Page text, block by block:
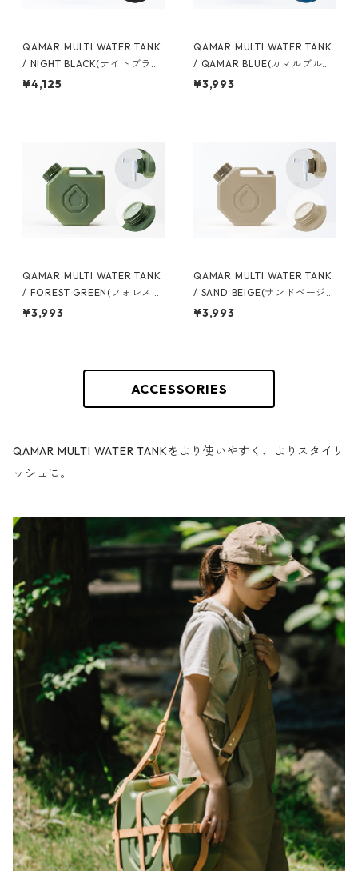
QAMAR MULTI WATER TANK
/ NIGHT BLACK(ナイトブラッ
ク)
¥4,125
QAMAR MULTI WATER TANK
/ QAMAR BLUE(カマルブル
ー)
¥3,993
QAMAR MULTI WATER TANK
/ FOREST GREEN(フォレスト
グリーン)
¥3,993
QAMAR MULTI WATER TANK
/ SAND BEIGE(サンドベージ
ュ)
¥3,993
ACCESSORIES
QAMAR MULTI WATER TANKをより使いやすく、よりスタイリ
ッシュに。